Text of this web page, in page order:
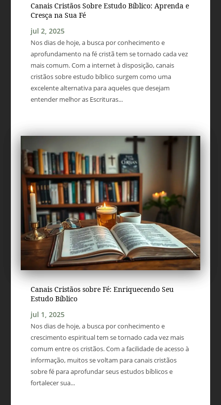
Canais Cristãos Sobre Estudo Bíblico: Aprenda e
Cresça na Sua Fé
jul 2, 2025
Nos dias de hoje, a busca por conhecimento e
aprofundamento na fé cristã tem se tornado cada vez
mais comum. Com a internet à disposição, canais
cristãos sobre estudo bíblico surgem como uma
excelente alternativa para aqueles que desejam
entender melhor as Escrituras...
Canais Cristãos sobre Fé: Enriquecendo Seu
Estudo Bíblico
jul 1, 2025
Nos dias de hoje, a busca por conhecimento e
crescimento espiritual tem se tornado cada vez mais
comum entre os cristãos. Com a facilidade de acesso à
informação, muitos se voltam para canais cristãos
sobre fé para aprofundar seus estudos bíblicos e
fortalecer sua...